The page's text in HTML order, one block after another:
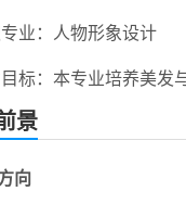
业：人物形象设计
标：本专业培养美发
景
向